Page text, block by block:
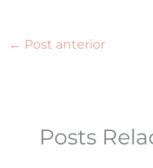
← Post anterior
Posts